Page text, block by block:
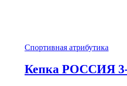
Спортивная атрибутика
Кепка РОССИЯ 3-